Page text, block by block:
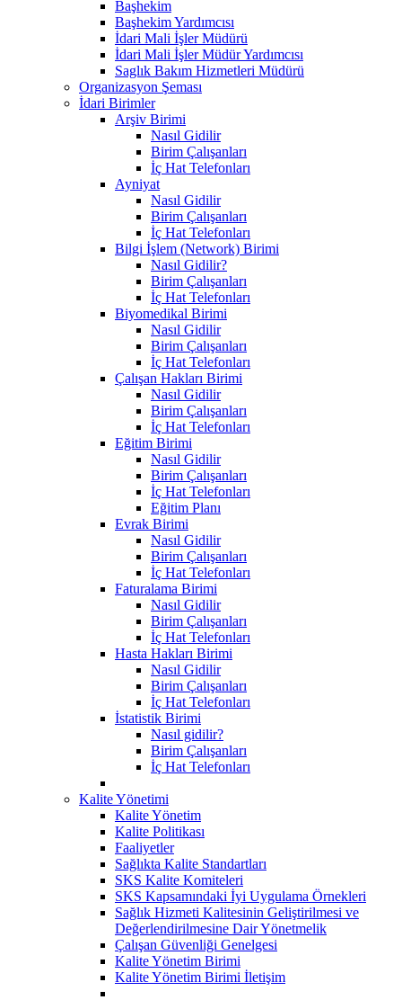
Başhekim
Başhekim Yardımcısı
İdari Mali İşler Müdürü
İdari Mali İşler Müdür Yardımcısı
Saglık Bakım Hizmetleri Müdürü
Organizasyon Şeması
İdari Birimler
Arşiv Birimi
Nasıl Gidilir
Birim Çalışanları
İç Hat Telefonları
Ayniyat
Nasıl Gidilir
Birim Çalışanları
İç Hat Telefonları
Bilgi İşlem (Network) Birimi
Nasıl Gidilir?
Birim Çalışanları
İç Hat Telefonları
Biyomedikal Birimi
Nasıl Gidilir
Birim Çalışanları
İç Hat Telefonları
Çalışan Hakları Birimi
Nasıl Gidilir
Birim Çalışanları
İç Hat Telefonları
Eğitim Birimi
Nasıl Gidilir
Birim Çalışanları
İç Hat Telefonları
Eğitim Planı
Evrak Birimi
Nasıl Gidilir
Birim Çalışanları
İç Hat Telefonları
Faturalama Birimi
Nasıl Gidilir
Birim Çalışanları
İç Hat Telefonları
Hasta Hakları Birimi
Nasıl Gidilir
Birim Çalışanları
İç Hat Telefonları
İstatistik Birimi
Nasıl gidilir?
Birim Çalışanları
İç Hat Telefonları
Kalite Yönetimi
Kalite Yönetim
Kalite Politikası
Faaliyetler
Sağlıkta Kalite Standartları
SKS Kalite Komiteleri
SKS Kapsamındaki İyi Uygulama Örnekleri
Sağlık Hizmeti Kalitesinin Geliştirilmesi ve
Değerlendirilmesine Dair Yönetmelik
Çalışan Güvenliği Genelgesi
Kalite Yönetim Birimi
Kalite Yönetim Birimi İletişim